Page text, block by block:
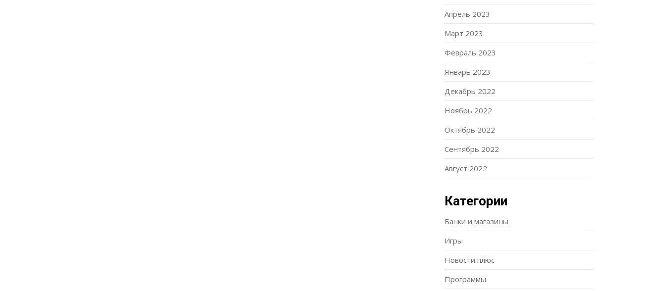
Апрель 2023
Март 2023
Февраль 2023
Январь 2023
Декабрь 2022
Ноябрь 2022
Октябрь 2022
Сентябрь 2022
Август 2022
Категории
Банки и магазины
Игры
Новости плюс
Программы